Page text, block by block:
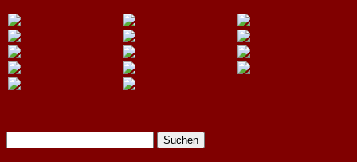
nach: